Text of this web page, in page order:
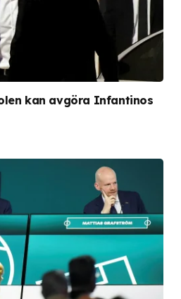
kan avgöra Infantinos